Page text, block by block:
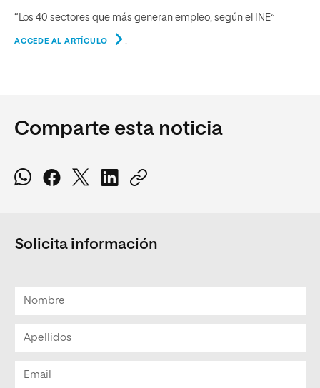
“Los 40 sectores que más generan empleo, según el INE”
ACCEDE AL ARTÍCULO
Comparte esta noticia
Solicita información